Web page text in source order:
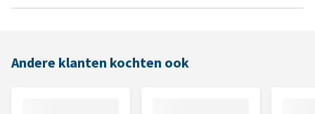
Andere klanten kochten ook